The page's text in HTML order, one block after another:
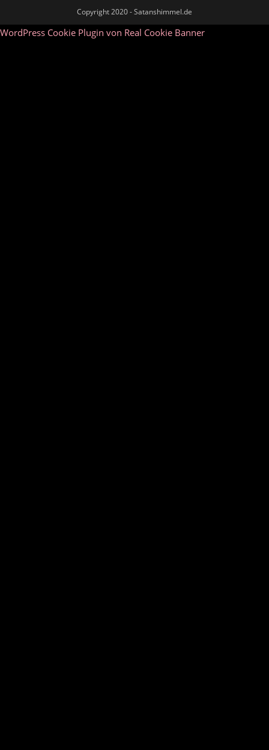
Copyright 2020 - Satanshimmel.de
WordPress Cookie Plugin von Real Cookie Banner